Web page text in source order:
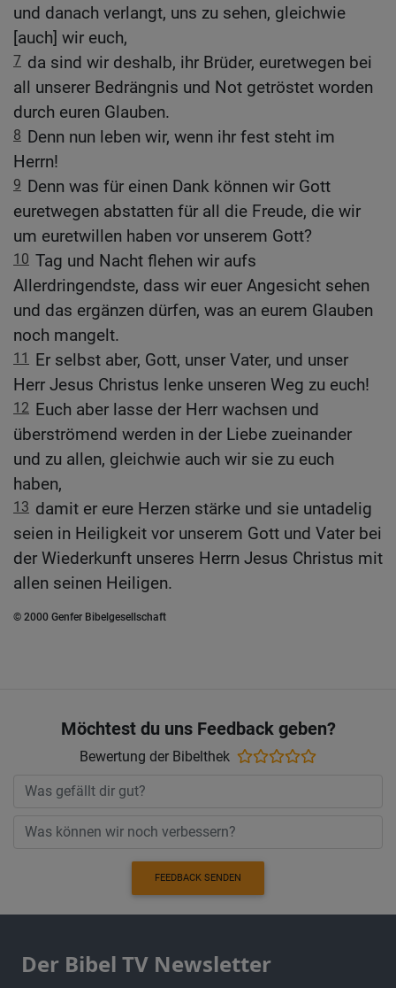
und danach verlangt, uns zu sehen, gleichwie
[auch] wir euch,
7 da sind wir deshalb, ihr Brüder, euretwegen bei
all unserer Bedrängnis und Not getröstet worden
durch euren Glauben.
8 Denn nun leben wir, wenn ihr fest steht im
Herrn!
9 Denn was für einen Dank können wir Gott
euretwegen abstatten für all die Freude, die wir
um euretwillen haben vor unserem Gott?
10 Tag und Nacht flehen wir aufs
Allerdringendste, dass wir euer Angesicht sehen
und das ergänzen dürfen, was an eurem Glauben
noch mangelt.
11
Er selbst aber, Gott, unser Vater, und unser
Herr Jesus Christus lenke unseren Weg zu euch!
12 Euch aber lasse der Herr wachsen und
überströmend werden in der Liebe zueinander
und zu allen, gleichwie auch wir sie zu euch
haben,
13 damit er eure Herzen stärke und sie untadelig
seien in Heiligkeit vor unserem Gott und Vater bei
der Wiederkunft unseres Herrn Jesus Christus mit
allen seinen Heiligen.
© 2000 Genfer Bibelgesellschaft
Möchtest du uns Feedback geben?
Bewertung der Bibelthek
FEEDBACK SENDEN
Der Bibel TV Newsletter